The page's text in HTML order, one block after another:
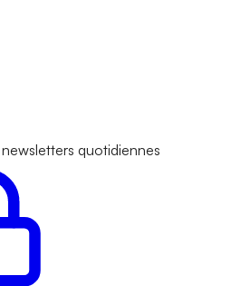
quotidiennes